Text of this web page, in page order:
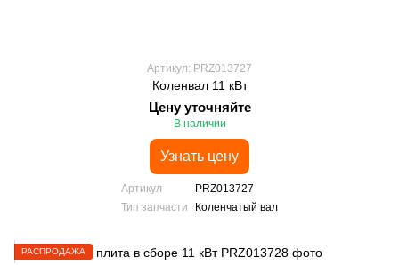
Артикул: PRZ013727
Коленвал 11 кВт
Цену уточняйте
В наличии
Узнать цену
Артикул
PRZ013727
Тип запчасти
Коленчатый вал
РАСПРОДАЖА